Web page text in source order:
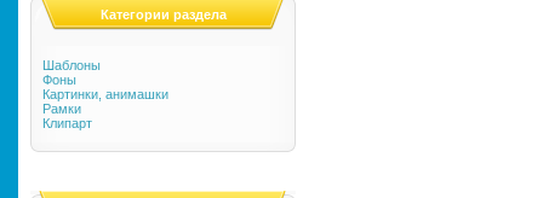
Категории раздела
Шаблоны
Фоны
Картинки, анимашки
Рамки
Клипарт